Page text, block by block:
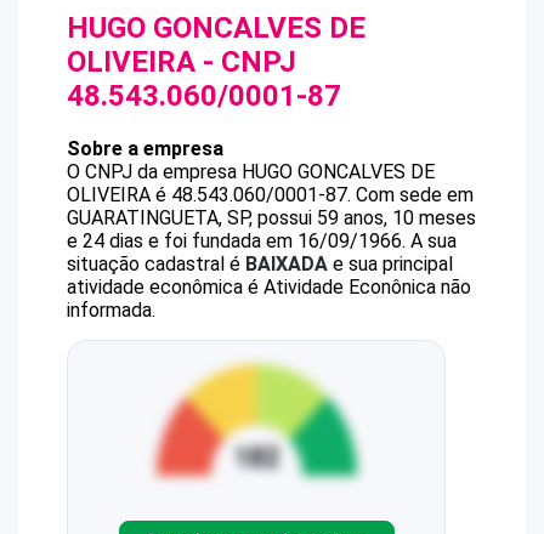
HUGO GONCALVES DE
OLIVEIRA - CNPJ
48.543.060/0001-87
Sobre a empresa
O CNPJ da empresa HUGO GONCALVES DE
OLIVEIRA é 48.543.060/0001-87. Com sede em
GUARATINGUETA, SP, possui 59 anos, 10 meses
e 24 dias e foi fundada em 16/09/1966. A sua
situação cadastral é BAIXADA e sua principal
atividade econômica é Atividade Econônica não
informada.